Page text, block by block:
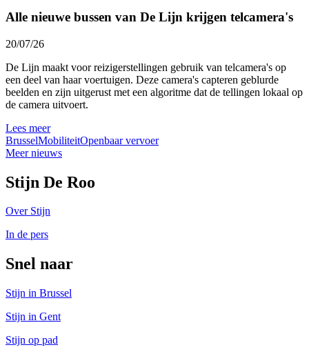
Alle nieuwe bussen van De Lijn krijgen telcamera's
20/07/26
De Lijn maakt voor reizigerstellingen gebruik van telcamera's op
een deel van haar voertuigen. Deze camera's capteren geblurde
beelden en zijn uitgerust met een algoritme dat de tellingen lokaal op
de camera uitvoert.
Lees meer
BrusselMobiliteitOpenbaar vervoer
Meer nieuws
Stijn De Roo
Over Stijn
In de pers
Snel naar
Stijn in Brussel
Stijn in Gent
Stijn op pad